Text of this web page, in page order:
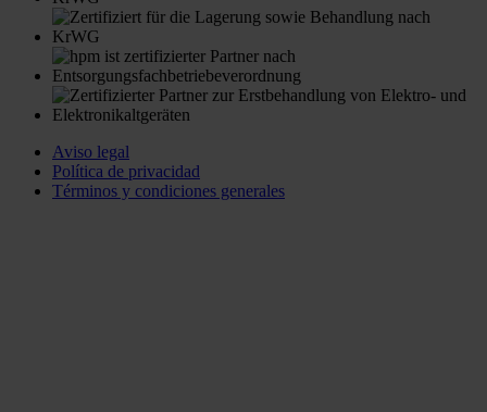
Aviso legal
Política de privacidad
Términos y condiciones generales